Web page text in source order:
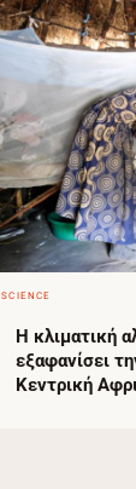
SCIENCE
Η κλιματική
εξαφανίσει
Κεντρική